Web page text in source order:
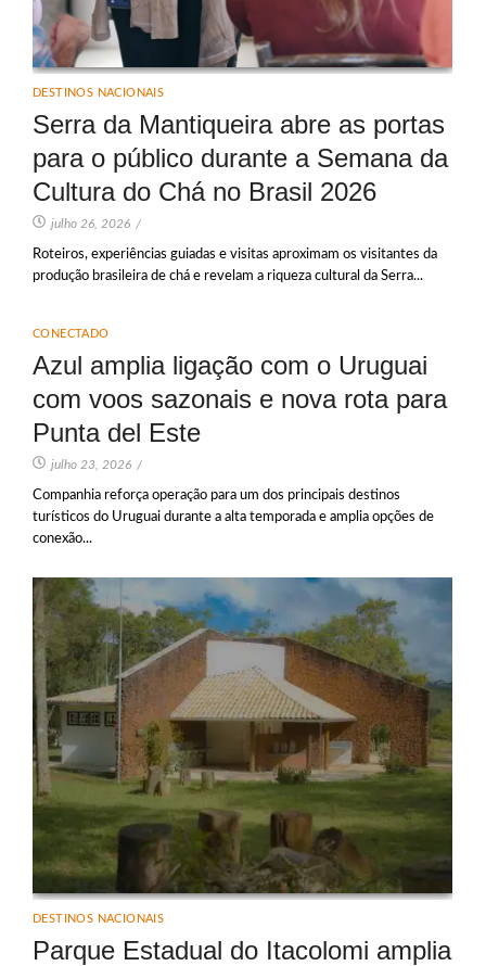
DESTINOS NACIONAIS
Serra da Mantiqueira abre as portas
para o público durante a Semana da
Cultura do Chá no Brasil 2026
julho 26, 2026 /
Roteiros, experiências guiadas e visitas aproximam os visitantes da
produção brasileira de chá e revelam a riqueza cultural da Serra...
CONECTADO
Azul amplia ligação com o Uruguai
com voos sazonais e nova rota para
Punta del Este
julho 23, 2026 /
Companhia reforça operação para um dos principais destinos
turísticos do Uruguai durante a alta temporada e amplia opções de
conexão...
DESTINOS NACIONAIS
Parque Estadual do Itacolomi amplia